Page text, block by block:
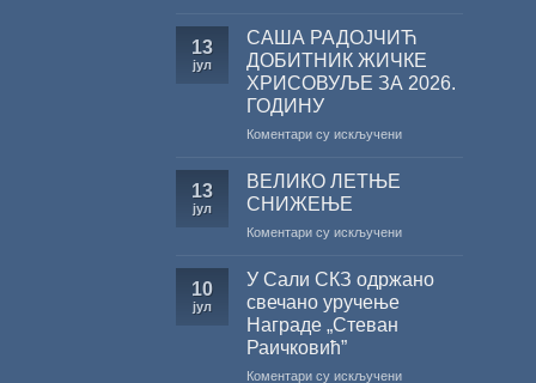
поводом
резултата
конкурса
Министарства
за
српском
13
јул
САША РАДОЈЧИЋ
ДОБИТНИК ЖИЧКЕ
ХРИСОВУЉЕ ЗА 2026.
ГОДИНУ
Коментари су искљученина
ХРИСОВУЉЕ
2026.
13
јул
ВЕЛИКО ЛЕТЊЕ
СНИЖЕЊЕ
Коментари су искљученина
10
јул
У Сали СКЗ одржано
свечано уручење
Награде „Стеван
Раичковић”
Коментари су искљученина